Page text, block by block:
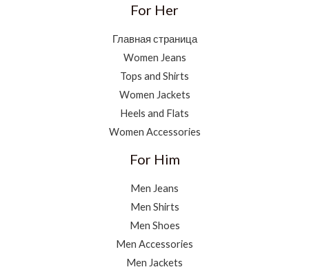
For Her
Главная страница
Women Jeans
Tops and Shirts
Women Jackets
Heels and Flats
Women Accessories
For Him
Men Jeans
Men Shirts
Men Shoes
Men Accessories
Men Jackets